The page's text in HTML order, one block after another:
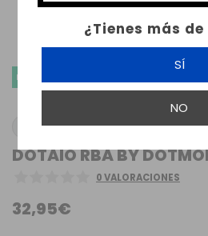
¿Tienes más de
SÍ
NO
ENVÍO GRATIS
DOTMOD
DOTAIO RBA BY
0 VALORACIONES
32,95€